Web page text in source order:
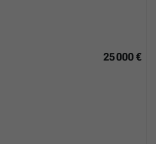
25 000 €